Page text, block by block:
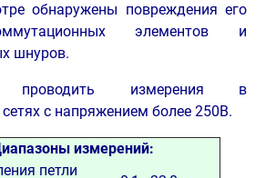
обнаружены повреждения его
элементов и
шнуров.
проводить измерения в
с напряжением более 250В.
измерений:
петли